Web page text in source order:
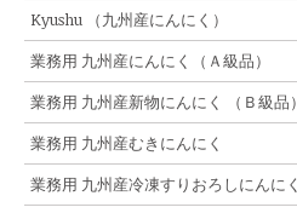
Kyushu （九州産にんにく）
業務用 九州産にんにく（Ａ級品）
業務用 九州産新物にんにく （Ｂ級品）
業務用 九州産むきにんにく
業務用 九州産冷凍すりおろしにんにく